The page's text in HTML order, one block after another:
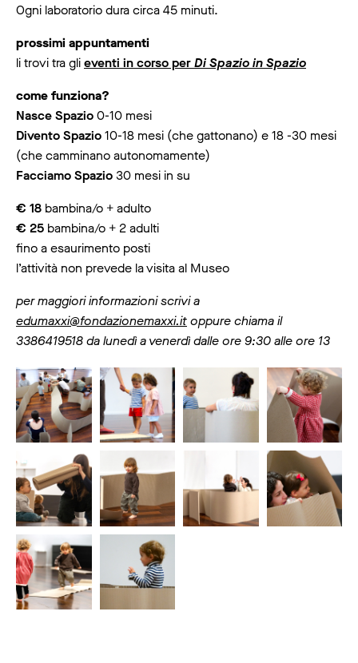
Ogni laboratorio dura circa 45 minuti.
prossimi appuntamenti
li trovi tra glieventi in corso perDi Spazio in Spazio
come funziona?
Nasce Spazio0-10 mesi
Divento Spazio10-18 mesi (che gattonano) e 18 -30 mesi
(che camminano autonomamente)
Facciamo Spazio30 mesi in su
€ 18 bambina/o + adulto
€ 25 bambina/o + 2 adulti
fino a esaurimento posti
l’attività non prevede la visita al Museo
per maggiori informazioni scrivi a
edumaxxi@fondazionemaxxi.itoppure chiama il
3386419518 da lunedì a venerdì dalle ore 9:30 alle ore 13